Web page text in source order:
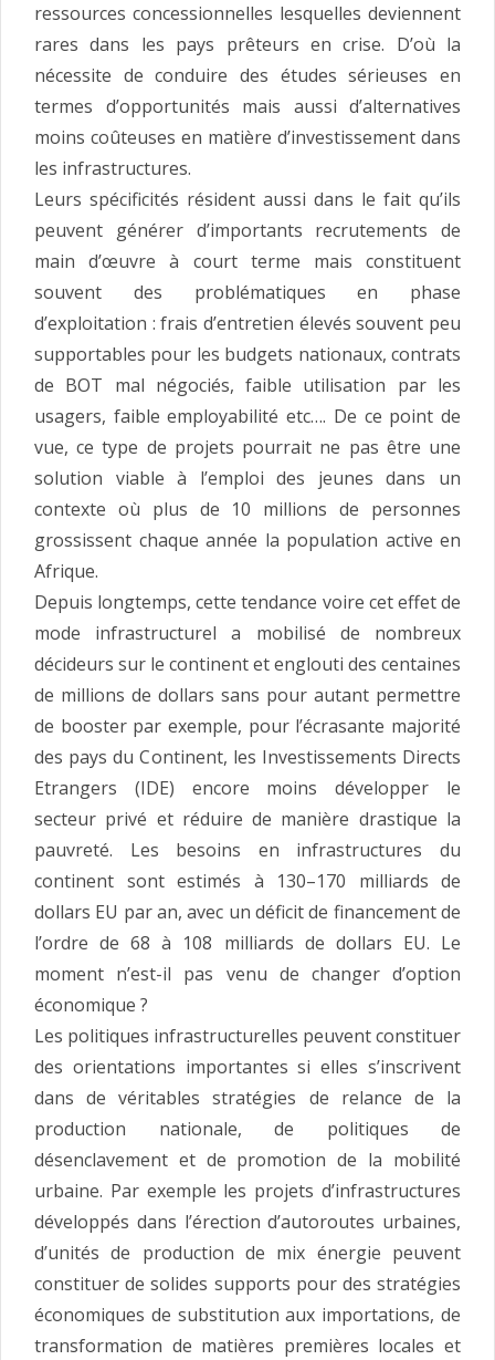
ressources concessionnelles lesquelles deviennent
rares dans les pays prêteurs en crise. D’où la
nécessite de conduire des études sérieuses en
termes d’opportunités mais aussi d’alternatives
moins coûteuses en matière d’investissement dans
les infrastructures.
Leurs spécificités résident aussi dans le fait qu’ils
peuvent générer d’importants recrutements de
main d’œuvre à court terme mais constituent
souvent des problématiques en phase
d’exploitation : frais d’entretien élevés souvent peu
supportables pour les budgets nationaux, contrats
de BOT mal négociés, faible utilisation par les
usagers, faible employabilité etc…. De ce point de
vue, ce type de projets pourrait ne pas être une
solution viable à l’emploi des jeunes dans un
contexte où plus de 10 millions de personnes
grossissent chaque année la population active en
Afrique.
Depuis longtemps, cette tendance voire cet effet de
mode infrastructurel a mobilisé de nombreux
décideurs sur le continent et englouti des centaines
de millions de dollars sans pour autant permettre
de booster par exemple, pour l’écrasante majorité
des pays du Continent, les Investissements Directs
Etrangers (IDE) encore moins développer le
secteur privé et réduire de manière drastique la
pauvreté. Les besoins en infrastructures du
continent sont estimés à 130–170 milliards de
dollars EU par an, avec un déficit de financement de
l’ordre de 68 à 108 milliards de dollars EU. Le
moment n’est-il pas venu de changer d’option
économique ?
Les politiques infrastructurelles peuvent constituer
des orientations importantes si elles s’inscrivent
dans de véritables stratégies de relance de la
production nationale, de politiques de
désenclavement et de promotion de la mobilité
urbaine. Par exemple les projets d’infrastructures
développés dans l’érection d’autoroutes urbaines,
d’unités de production de mix énergie peuvent
constituer de solides supports pour des stratégies
économiques de substitution aux importations, de
transformation de matières premières locales et